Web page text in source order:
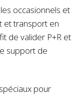
occasionnels et
et transport en
de valider P+R et
support de
pour